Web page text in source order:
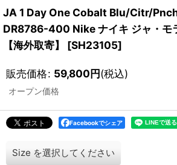
JA 1 Day One Cobalt Blu/Citr/
DR8786-400 Nike ナイキ ジャ・モ
【海外取寄】
[SH23105]
販売価格: 59,800円(税込)
オープン価格
Facebookでシェア
Size を選択してください